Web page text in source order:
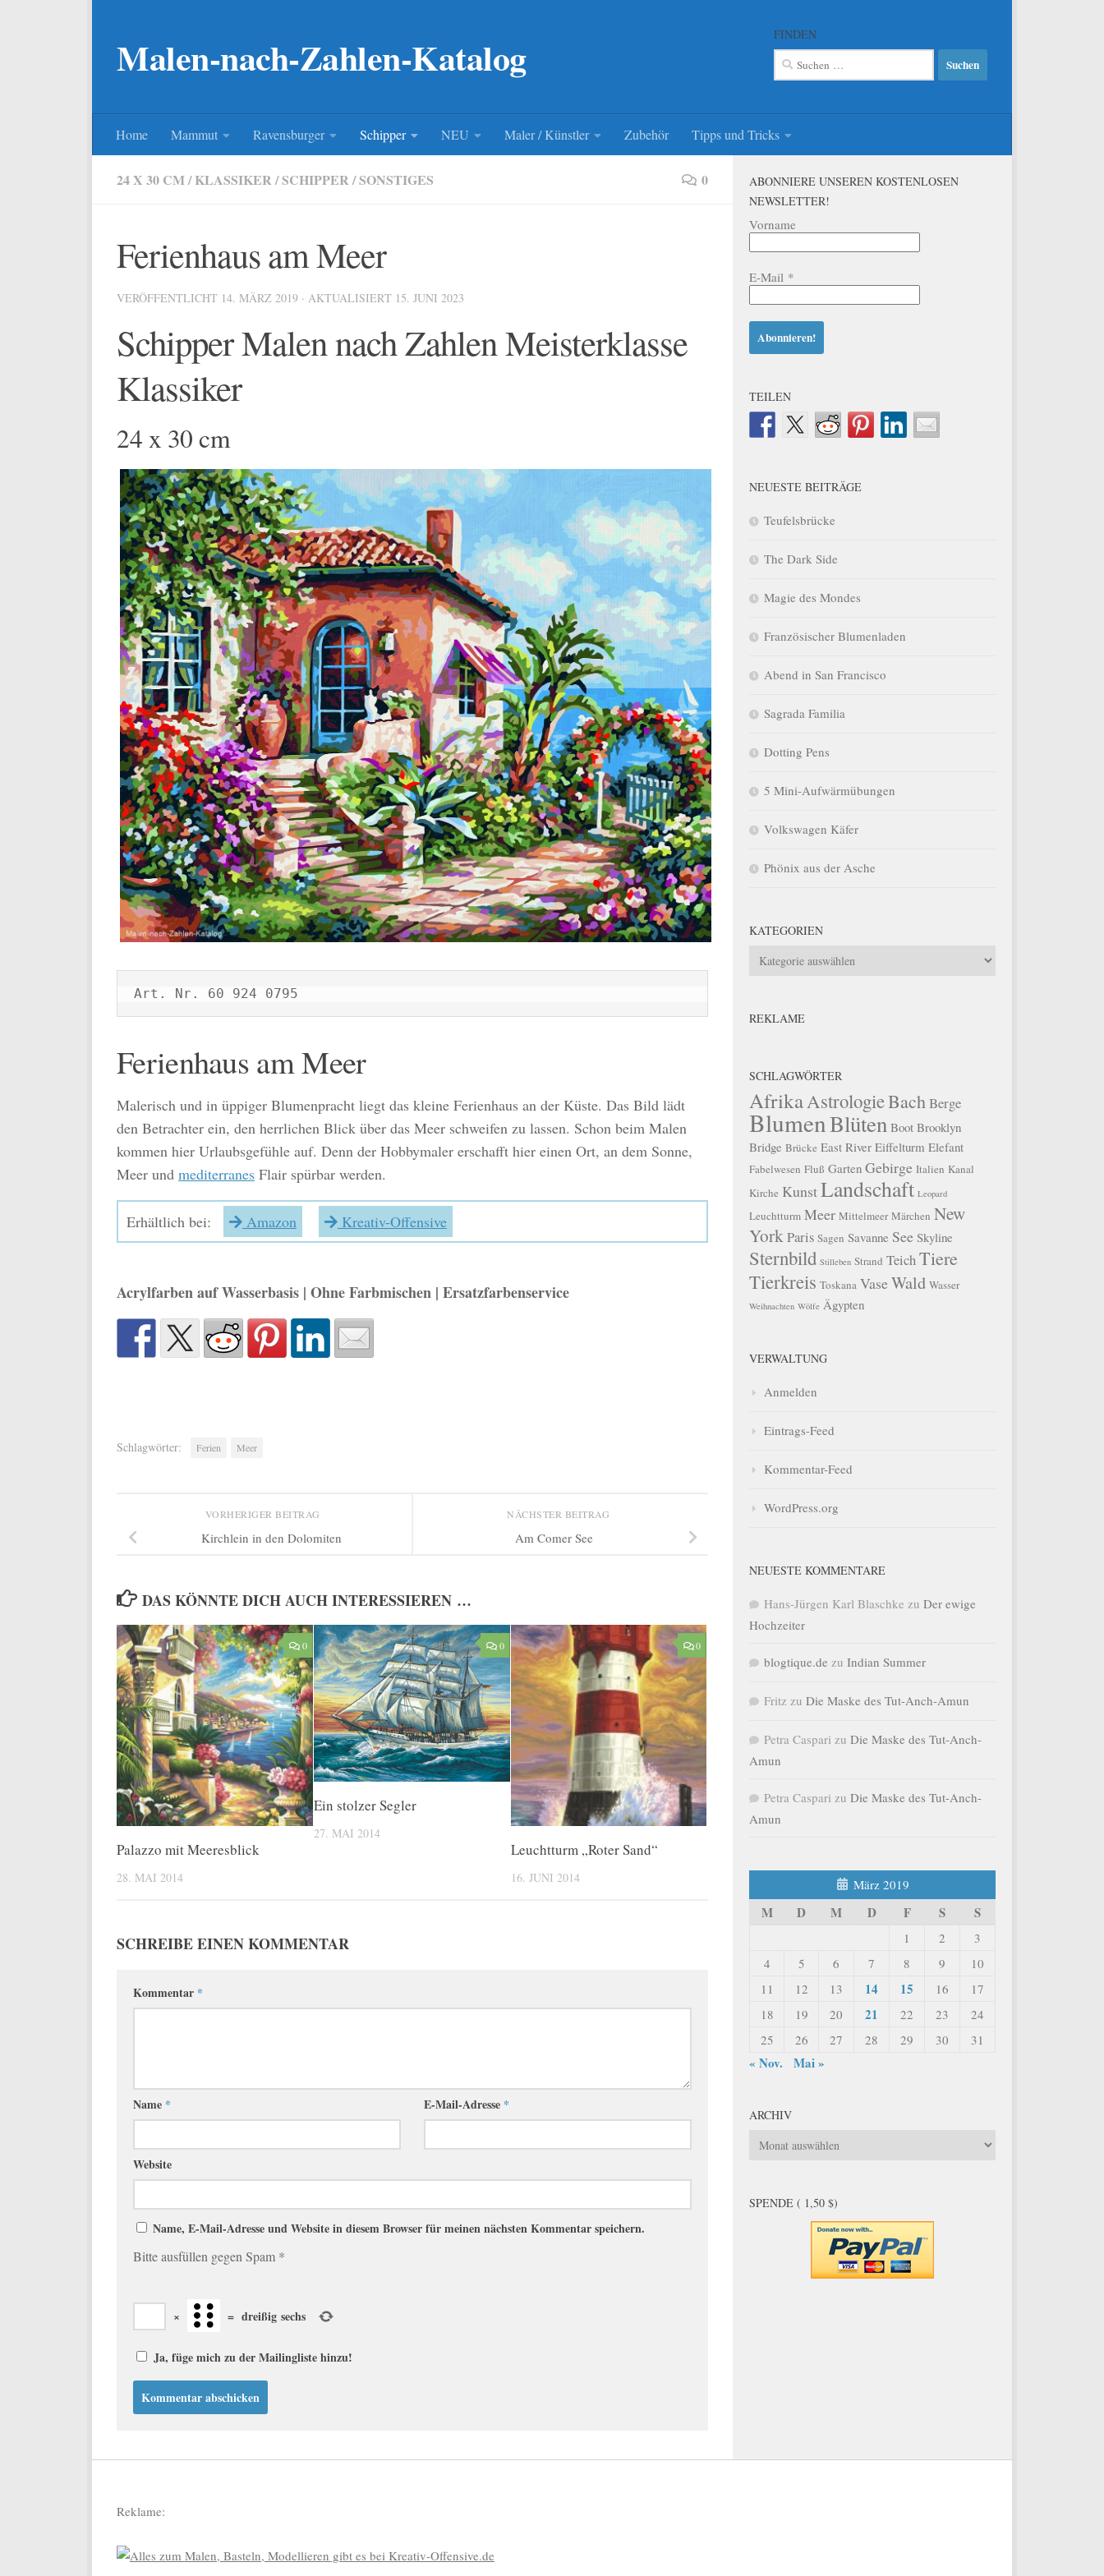
Malen-nach-Zahlen-Katalog FINDEN
Suchen
nach:
Home Mammut Ravensburger Schipper NEU Maler / Künstler Zubehör Tipps und Tricks
24 X 30 CM/ KLASSIKER /SCHIPPER /SONSTIGES 0
Ferienhaus am Meer
VERÖFFENTLICHT 14. MÄRZ 2019 · AKTUALISIERT 15. JUNI 2023
Schipper Malen nach Zahlen Meisterklasse
Klassiker
24 x 30 cm
Art. Nr. 60 924 0795
Ferienhaus am Meer
Malerisch und in üppiger Blumenpracht liegt das kleine Ferienhaus an der Küste. Das Bild lädt
den Betrachter ein, den herrlichen Blick über das Meer schweifen zu lassen. Schon beim Malen
kommen hier Urlaubsgefühle auf. Denn der Hobbymaler erschafft hier einen Ort, an dem Sonne,
Meer und mediterranes Flair spürbar werden.
Erhältlich bei: Amazon Kreativ-Offensive
Acrylfarben auf Wasserbasis | Ohne Farbmischen | Ersatzfarbenservice
Schlagwörter: Ferien Meer
NÄCHSTER BEITRAG
Am Comer See
VORHERIGER BEITRAG
Kirchlein in den Dolomiten
DAS KÖNNTE DICH AUCH INTERESSIEREN …
0
Palazzo mit Meeresblick
28. MAI 2014
0
Ein stolzer Segler
27. MAI 2014
0
Leuchtturm „Roter Sand“
16. JUNI 2014
SCHREIBE EINEN KOMMENTAR
Kommentar *
Name * E-Mail-Adresse *
Website
Name, E-Mail-Adresse und Website in diesem Browser für meinen nächsten Kommentar speichern.
Bitte ausfüllen gegen Spam *
× = dreißig sechs
Ja, füge mich zu der Mailingliste hinzu!
ABONNIERE UNSEREN KOSTENLOSEN
NEWSLETTER!
Vorname
E-Mail *
TEILEN
NEUESTE BEITRÄGE
Teufelsbrücke
The Dark Side
Magie des Mondes
Französischer Blumenladen
Abend in San Francisco
Sagrada Familia
Dotting Pens
5 Mini-Aufwärmübungen
Volkswagen Käfer
Phönix aus der Asche
KATEGORIEN
Kategorien
REKLAME
SCHLAGWÖRTER
AfrikaAstrologieBachBerge
BlumenBlüten Boot Brooklyn
Bridge Brücke East River Eiffelturm Elefant
Fabelwesen Fluß Garten Gebirge Italien Kanal
Kirche KunstLandschaft Leopard
Leuchtturm Meer Mittelmeer Märchen New
YorkParis Sagen Savanne See Skyline
Sternbild Stilleben Strand TeichTiere
Tierkreis Toskana VaseWald Wasser
Weihnachten Wölfe Ägypten
VERWALTUNG
Anmelden
Eintrags-Feed
Kommentar-Feed
WordPress.org
NEUESTE KOMMENTARE
Hans-Jürgen Karl Blaschke zu Der ewige
Hochzeiter
blogtique.de zu Indian Summer
Fritz zu Die Maske des Tut-Anch-Amun
Petra Caspari zu Die Maske des Tut-Anch-
Amun
Petra Caspari zu Die Maske des Tut-Anch-
Amun
März 2019
M D M D F S S
1 2
3
4
5 6 7 8 9
10
11
12 13 14 15 16
17
18
19 20 21 22 23
24
25
26 27 28 29 30 31
« Nov. Mai »
ARCHIV
Archiv
SPENDE ( 1,50 $)
Reklame: